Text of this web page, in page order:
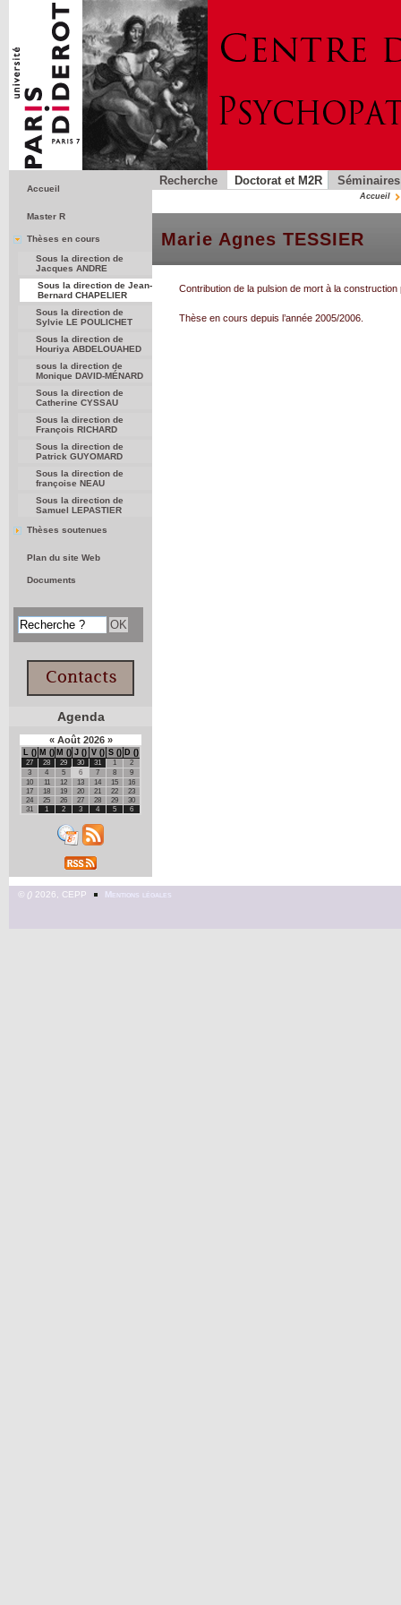
Recherche Doctorat et M2R
Accueil
Marie Agnes TESSIER
Contribution de la pulsion de mort à la
Thèse en cours depuis l’année 2005/2006.
Accueil
Master R
Thèses en cours
Sous la direction de
Jacques ANDRE
Sous la direction de Jean-
Bernard CHAPELIER
Sous la direction de
Sylvie LE POULICHET
Sous la direction de
Houriya ABDELOUAHED
sous la direction de
Monique DAVID-MÉNARD
Sous la direction de
Catherine CYSSAU
Sous la direction de
François RICHARD
Sous la direction de
Patrick GUYOMARD
Sous la direction de
françoise NEAU
Sous la direction de
Samuel LEPASTIER
Thèses soutenues
Plan du site Web
Documents
Agenda
« Août 2026 »
L M M J V S D
27 28 29 30 31 1
2
3
4 5 6 7 8
9
10
11 12 13 14 15
16
17
18 19 20 21 22
23
24
25 26 27 28 29
30
31
1 2 3 4 5 6
© 2026, CEPP Mentions légales